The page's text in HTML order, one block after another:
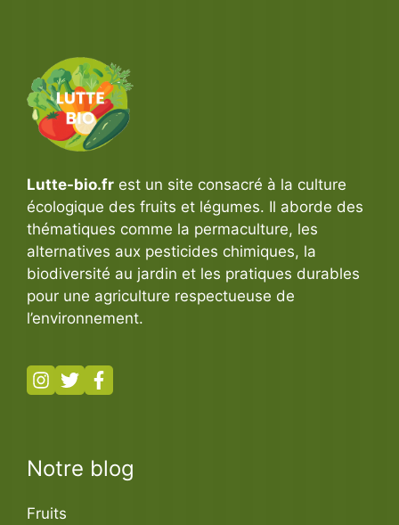
Lutte-bio.fr est un site consacré à la culture
écologique des fruits et légumes. Il aborde des
thématiques comme la permaculture, les
alternatives aux pesticides chimiques, la
biodiversité au jardin et les pratiques durables
pour une agriculture respectueuse de
l’environnement.
Notre blog
Fruits